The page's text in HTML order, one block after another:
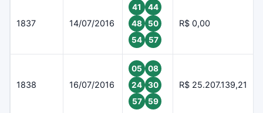
1837 14/07/2016
41
44
48
50
54
57
R$ 0,00
1838 16/07/2016
05
08
24
30
57
59
R$ 25.207.139,21